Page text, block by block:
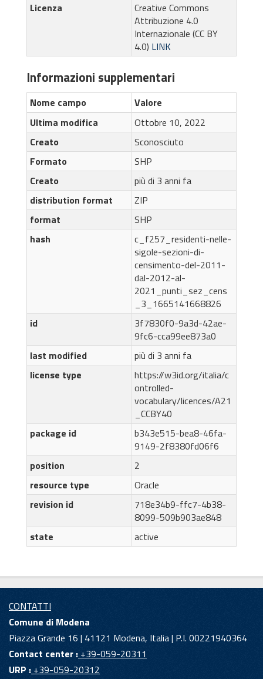
Licenza
Creative Commons
Attribuzione 4.0
Internazionale (CC BY
4.0) LINK
Informazioni supplementari
Nome campo
Valore
Ultima modifica
Ottobre 10, 2022
Creato
Sconosciuto
Formato
SHP
Creato
più di 3 anni fa
distribution format
ZIP
format
SHP
hash
c_f257_residenti-nelle-
sigole-sezioni-di-
censimento-del-2011-
dal-2012-al-
2021_punti_sez_cens
_3_1665141668826
id
3f7830f0-9a3d-42ae-
9fc6-cca99ee873a0
last modified
più di 3 anni fa
license type
https://w3id.org/italia/c
ontrolled-
vocabulary/licences/A21
_CCBY40
package id
b343e515-bea8-46fa-
9149-2f8380fd06f6
position
2
resource type
Oracle
revision id
718e34b9-ffc7-4b38-
8099-509b903ae848
state
active
CONTATTI
Comune di Modena
Piazza Grande 16 | 41121 Modena, Italia | P.I. 00221940364
Contact center : +39-059-20311
URP : +39-059-20312